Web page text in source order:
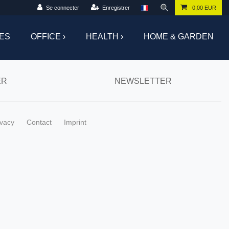
Se connecter Enregistrer 0,00 EUR
OFFICE › HEALTH › HOME & GARDEN
NEWSLETTER
Contact Imprint